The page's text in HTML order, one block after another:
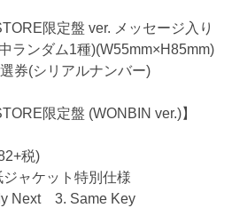
限定盤 ver. メッセージ入り
ランダム1種)(W55mm×H85mm)
券(シリアルナンバー)
限定盤 (WONBIN ver.)】
税)
ャケット特別仕様
Next 3. Same Key